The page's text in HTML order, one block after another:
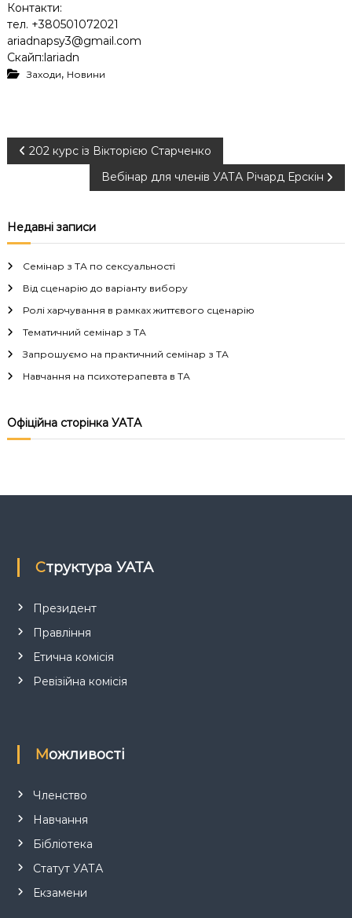
Контакти:
тел. +380501072021
ariadnapsy3@gmail.com
Скайп:lariadn
Заходи, Новини
Н
в
і
г
а
ц
я
и
с
в
202 курс із Вікторією Старченко
Вебінар для членів УАТА Річард Ерскін
Недавні записи
Семінар з ТА по сексуальності
Від сценарію до варіанту вибору
Ролі харчування в рамках життєвого сценарію
Тематичний семінар з ТА
Запрошуємо на практичний семінар з ТА
Навчання на психотерапевта в ТА
Офіційна сторінка УАТА
Структура УАТА
Президент
Правління
Етична комісія
Ревізійна комісія
Можливості
Членство
Навчання
Бібліотека
Статут УАТА
Екзамени